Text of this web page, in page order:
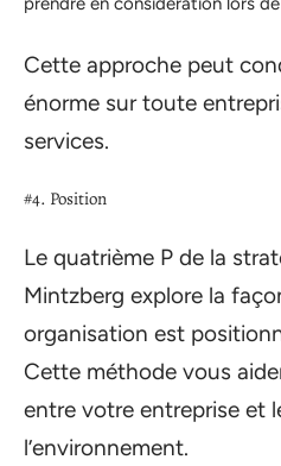
Cette approche peut
énorme sur toute
services.
#4. Position
Le quatrième P de la
Mintzberg explore la
organisation est
Cette méthode vous
entre votre entreprise et
l’environnement.